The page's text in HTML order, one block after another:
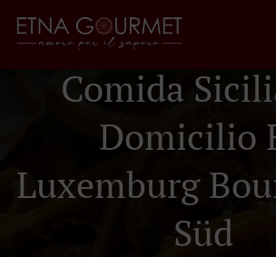
Comida
Domicilio
Luxemburg
Süd